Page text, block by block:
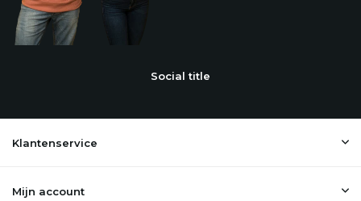
Social title
Klantenservice
Mijn account